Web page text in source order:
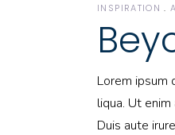
INSPIRATION
Lorem ipsum
liqua. Ut
Duis aute